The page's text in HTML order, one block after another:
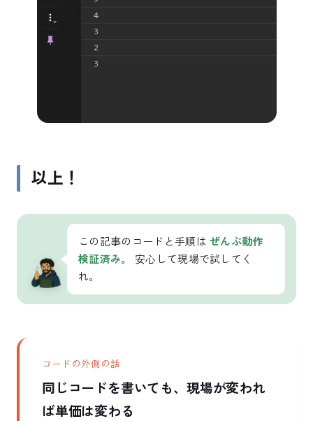
以上！
この記事のコードと手順はぜんぶ動作
検証済み。 安心して現場で試してく
れ。
コードの外側の話
同じコードを書いても、現場が変われ
ば単価は変わる